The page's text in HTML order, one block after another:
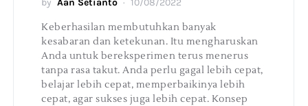
by Aan Setianto 10/08/2022
Keberhasilan membutuhkan banyak
kesabaran dan ketekunan. Itu mengharuskan
Anda untuk bereksperimen terus menerus
tanpa rasa takut. Anda perlu gagal lebih cepat,
belajar lebih cepat, memperbaikinya lebih
cepat, agar sukses juga lebih cepat. Konsep